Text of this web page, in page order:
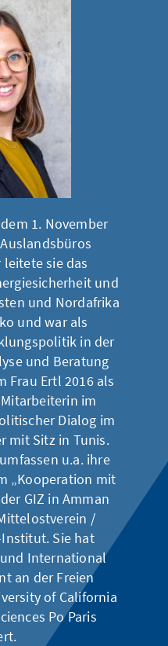
1. November
sie das
und
und Nordafrika
und war als
in der
und Beratung
Frau Ertl 2016 als
im
Dialog im
mit Sitz in Tunis.
u.a. ihre
„Kooperation mit
GIZ in Amman
/
Sie hat
International
an der Freien
of California
Po Paris